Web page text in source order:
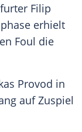
Filip
erhielt
Foul die
Provod in
auf Zuspiel